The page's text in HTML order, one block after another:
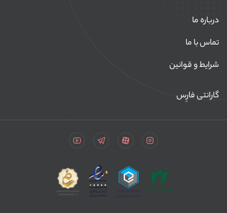
درباره ما
تماس با ما
شرایط و قوانین
گارانتی فارِس